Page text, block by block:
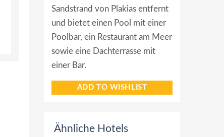
Sandstrand von Plakias entfernt
und bietet einen Pool mit einer
Poolbar, ein Restaurant am Meer
sowie eine Dachterrasse mit
einer Bar.
ADD TO WISHLIST
Ähnliche Hotels